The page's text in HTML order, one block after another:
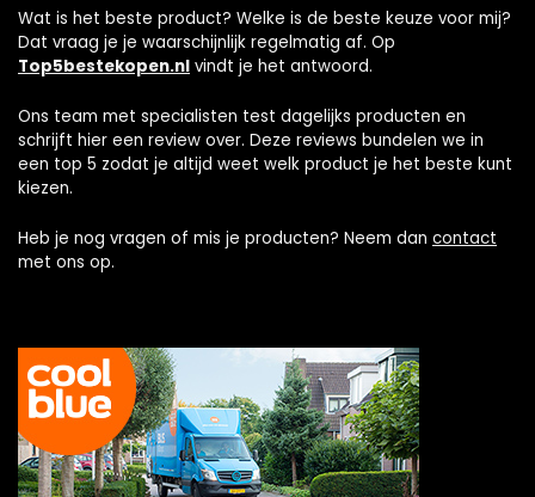
Wat is het beste product? Welke is de beste keuze voor mij?
Dat vraag je je waarschijnlijk regelmatig af. Op
Top5bestekopen.nl vindt je het antwoord.
Ons team met specialisten test dagelijks producten en
schrijft hier een review over. Deze reviews bundelen we in
een top 5 zodat je altijd weet welk product je het beste kunt
kiezen.
Heb je nog vragen of mis je producten? Neem dan contact
met ons op.